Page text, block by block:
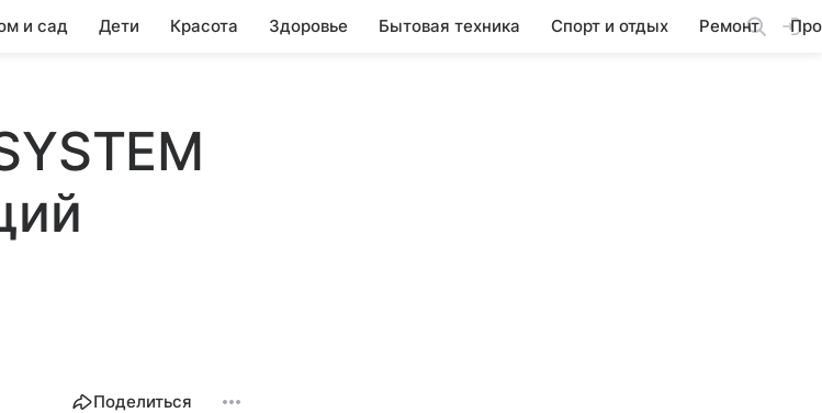
и сад Дети Красота Здоровье Бытовая техника Спорт и отдых Ремонт
Поделиться